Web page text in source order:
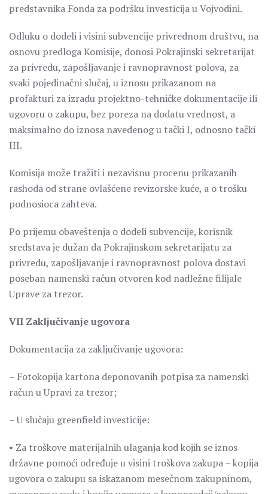
predstavnika Fonda za podršku investicija u Vojvodini.
Odluku o dodeli i visini subvencije privrednom društvu, na
osnovu predloga Komisije, donosi Pokrajinski sekretarijat
za privredu, zapošljavanje i ravnopravnost polova, za
svaki pojedinačni slučaj, u iznosu prikazanom na
profakturi za izradu projektno-tehničke dokumentacije ili
ugovoru o zakupu, bez poreza na dodatu vrednost, a
maksimalno do iznosa navedenog u tački I, odnosno tački
III.
Komisija može tražiti i nezavisnu procenu prikazanih
rashoda od strane ovlašćene revizorske kuće, a o trošku
podnosioca zahteva.
Po prijemu obaveštenja o dodeli subvencije, korisnik
sredstava je dužan da Pokrajinskom sekretarijatu za
privredu, zapošljavanje i ravnopravnost polova dostavi
poseban namenski račun otvoren kod nadležne filijale
Uprave za trezor.
VII Zaključivanje ugovora
Dokumentacija za zaključivanje ugovora:
– Fotokopija kartona deponovanih potpisa za namenski
račun u Upravi za trezor;
– U slučaju greenfield investicije:
• Za troškove materijalnih ulaganja kod kojih se iznos
državne pomoći određuje u visini troškova zakupa – kopija
ugovora o zakupu sa iskazanom mesečnom zakupninom,